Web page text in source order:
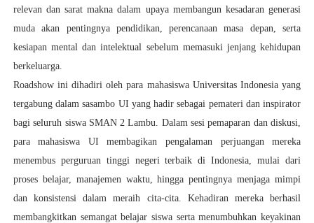
relevan dan sarat makna dalam upaya membangun kesadaran generasi
muda akan pentingnya pendidikan, perencanaan masa depan, serta
kesiapan mental dan intelektual sebelum memasuki jenjang kehidupan
berkeluarga.
Roadshow ini dihadiri oleh para mahasiswa Universitas Indonesia yang
tergabung dalam sasambo UI yang hadir sebagai pemateri dan inspirator
bagi seluruh siswa SMAN 2 Lambu. Dalam sesi pemaparan dan diskusi,
para mahasiswa UI membagikan pengalaman perjuangan mereka
menembus perguruan tinggi negeri terbaik di Indonesia, mulai dari
proses belajar, manajemen waktu, hingga pentingnya menjaga mimpi
dan konsistensi dalam meraih cita-cita. Kehadiran mereka berhasil
membangkitkan semangat belajar siswa serta menumbuhkan keyakinan